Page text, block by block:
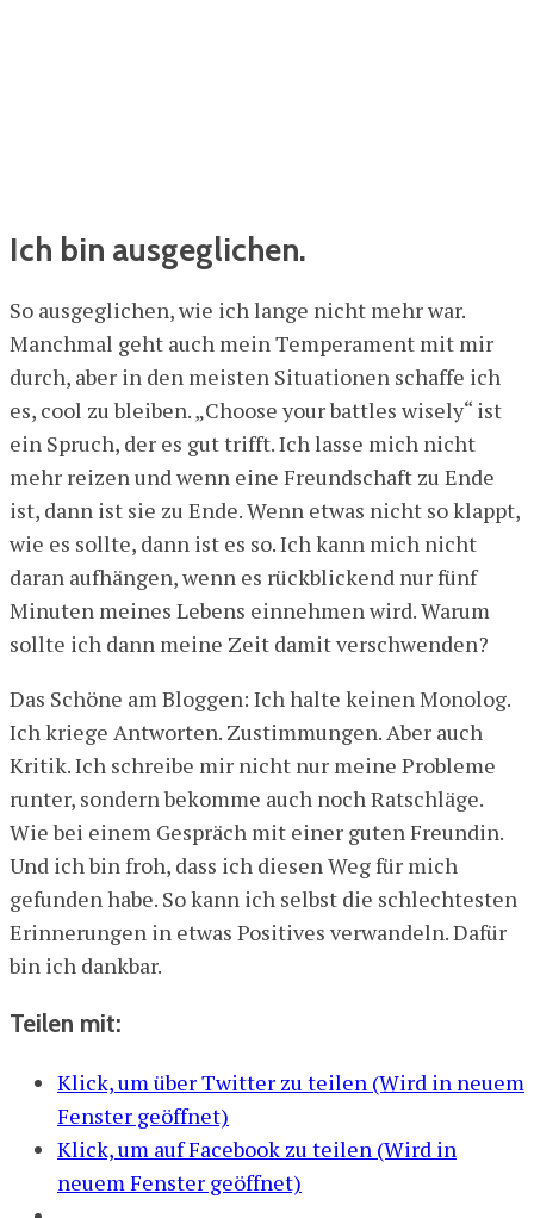
Ich bin ausgeglichen.
So ausgeglichen, wie ich lange nicht mehr war.
Manchmal geht auch mein Temperament mit mir
durch, aber in den meisten Situationen schaffe ich
es, cool zu bleiben. „Choose your battles wisely“ ist
ein Spruch, der es gut trifft. Ich lasse mich nicht
mehr reizen und wenn eine Freundschaft zu Ende
ist, dann ist sie zu Ende. Wenn etwas nicht so klappt,
wie es sollte, dann ist es so. Ich kann mich nicht
daran aufhängen, wenn es rückblickend nur fünf
Minuten meines Lebens einnehmen wird. Warum
sollte ich dann meine Zeit damit verschwenden?
Das Schöne am Bloggen: Ich halte keinen Monolog.
Ich kriege Antworten. Zustimmungen. Aber auch
Kritik. Ich schreibe mir nicht nur meine Probleme
runter, sondern bekomme auch noch Ratschläge.
Wie bei einem Gespräch mit einer guten Freundin.
Und ich bin froh, dass ich diesen Weg für mich
gefunden habe. So kann ich selbst die schlechtesten
Erinnerungen in etwas Positives verwandeln. Dafür
bin ich dankbar.
Teilen mit:
Klick, um über Twitter zu teilen (Wird in neuem
Fenster geöffnet)
Klick, um auf Facebook zu teilen (Wird in
neuem Fenster geöffnet)